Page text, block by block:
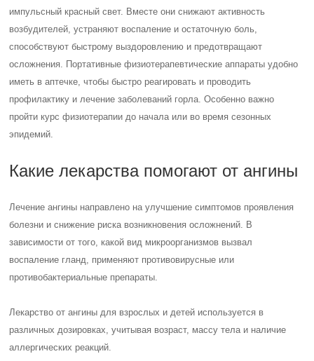
импульсный красный свет. Вместе они снижают активность
возбудителей, устраняют воспаление и остаточную боль,
способствуют быстрому выздоровлению и предотвращают
осложнения. Портативные физиотерапевтические аппараты удобно
иметь в аптечке, чтобы быстро реагировать и проводить
профилактику и лечение заболеваний горла. Особенно важно
пройти курс физиотерапии до начала или во время сезонных
эпидемий.
Какие лекарства помогают от ангины
Лечение ангины направлено на улучшение симптомов проявления
болезни и снижение риска возникновения осложнений. В
зависимости от того, какой вид микроорганизмов вызвал
воспаление гланд, применяют противовирусные или
противобактериальные препараты.
Лекарство от ангины для взрослых и детей используется в
различных дозировках, учитывая возраст, массу тела и наличие
аллергических реакций.